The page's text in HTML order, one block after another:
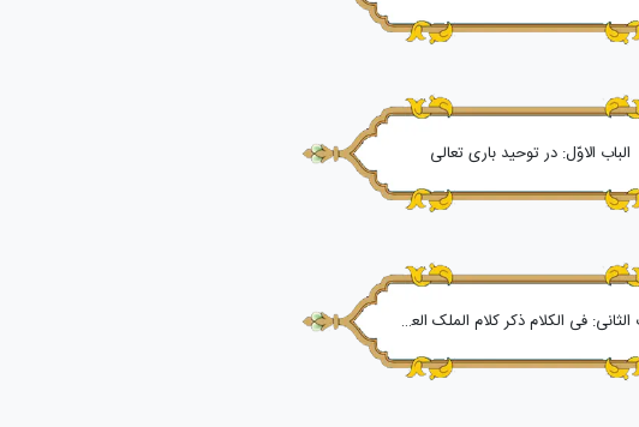
الباب الاوّل: در توحید باری تعالی
الباب الثانی: فی الکلام ذکر کلام الملک العلّام یسهل المرام